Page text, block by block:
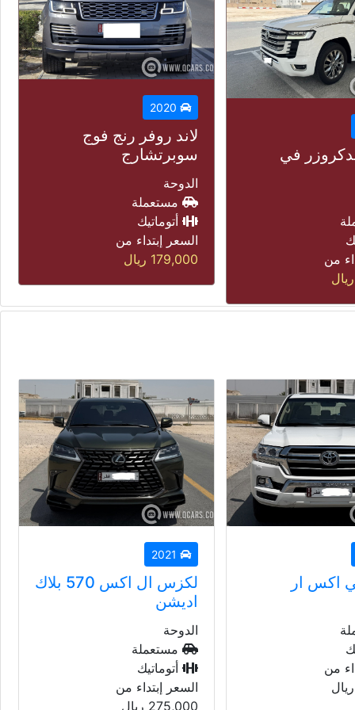
رنج فوج
من
ريال
2026
جيتور تى تو
الدوحة
مستعملة
أتوماتيك
السعر إبتداء من
118,000 ريال
من
2018
نيسان باترول اس اي
الدوحة
مستعملة
أتوماتيك
60,000 ريال